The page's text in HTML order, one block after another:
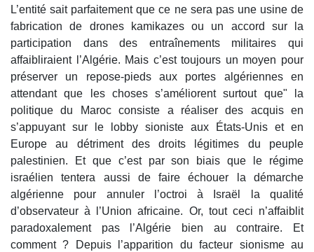
L’entité sait parfaitement que ce ne sera pas une usine de
fabrication de drones kamikazes ou un accord sur la
participation dans des entraînements militaires qui
affaibliraient l’Algérie. Mais c’est toujours un moyen pour
préserver un repose-pieds aux portes algériennes en
attendant que les choses s’améliorent surtout que" la
politique du Maroc consiste a réaliser des acquis en
s’appuyant sur le lobby sioniste aux États-Unis et en
Europe au détriment des droits légitimes du peuple
palestinien. Et que c’est par son biais que le régime
israélien tentera aussi de faire échouer la démarche
algérienne pour annuler l’octroi à Israël la qualité
d’observateur à l’Union africaine. Or, tout ceci n’affaiblit
paradoxalement pas l’Algérie bien au contraire. Et
comment ? Depuis l’apparition du facteur sionisme au